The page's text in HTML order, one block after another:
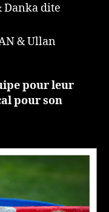
Danka dite
& Ullan
pour leur
pour son